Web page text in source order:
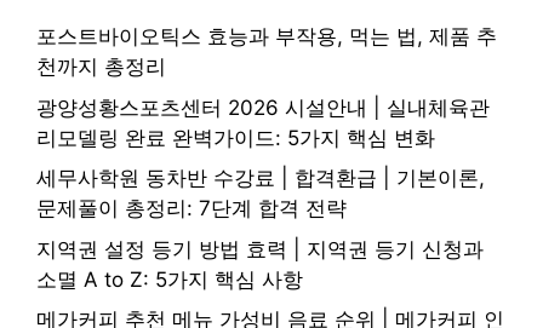
포스트바이오틱스 효능과 부작용, 먹는 법, 제품 추
천까지 총정리
광양성황스포츠센터 2026 시설안내 | 실내체육관
리모델링 완료 완벽가이드: 5가지 핵심 변화
세무사학원 동차반 수강료 | 합격환급 | 기본이론,
문제풀이 총정리: 7단계 합격 전략
지역권 설정 등기 방법 효력 | 지역권 등기 신청과
소멸 A to Z: 5가지 핵심 사항
메가커피 추천 메뉴 가성비 음료 순위 | 메가커피 인